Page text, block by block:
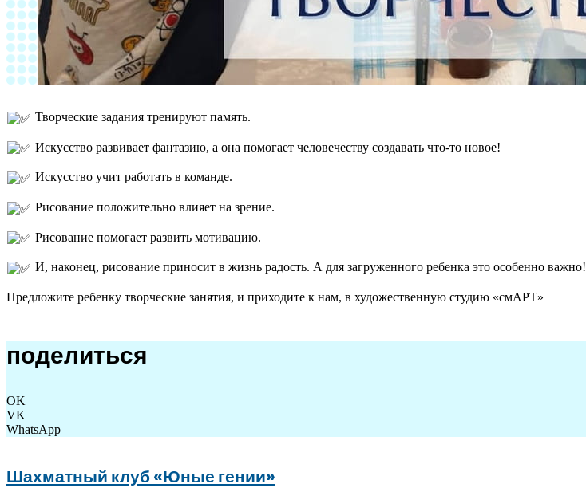
Творческие задания тренируют память.
Искусство развивает фантазию, а она помогает человечеству создавать что-то новое!
Искусство учит работать в команде.
Рисование положительно влияет на зрение.
Рисование помогает развить мотивацию.
И, наконец, рисование приносит в жизнь радость. А для загруженного ребенка это особенно важно!
Предложите ребенку творческие занятия, и приходите к нам, в художественную студию «смАРТ»
поделиться
OK
VK
WhatsApp
Шахматный клуб «Юные гении»